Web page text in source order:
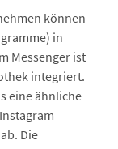
können
in
Messenger ist
integriert.
eine ähnliche
Die